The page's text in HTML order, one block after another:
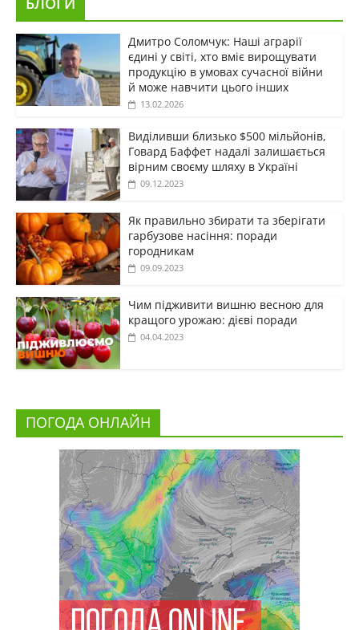
Дмитро Соломчук: Наші аграрії
єдині у світі, хто вміє вирощувати
продукцію в умовах сучасної війни
й може навчити цього інших
13.02.2026
Виділивши близько $500 мільйонів,
Говард Баффет надалі залишається
вірним своєму шляху в Україні
09.12.2023
Як правильно збирати та зберігати
гарбузове насіння: поради
городникам
09.09.2023
Чим підживити вишню весною для
кращого урожаю: дієві поради
04.04.2023
ПОГОДА ОНЛАЙН